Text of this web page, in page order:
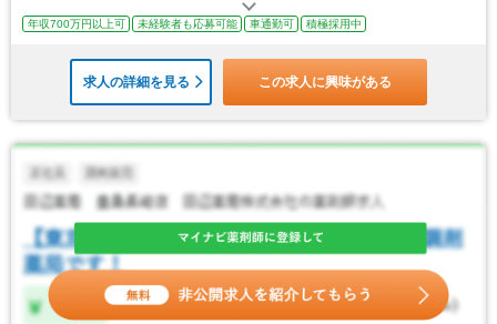
年収700万円以上可 未経験者も応募可能 車通勤可 積極採用中
求人の詳細を見る この求人に興味がある